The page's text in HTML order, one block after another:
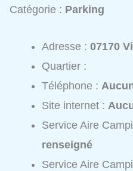
Catégorie : Parking
Adresse :07170
Quartier :
Téléphone :
Site internet :
Service Aire
renseigné
Service Aire